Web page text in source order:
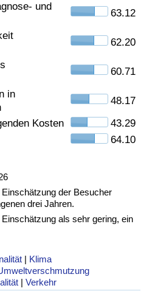
und
63.12
62.20
60.71
in
48.17
Kosten
43.29
64.10
der Besucher
drei Jahren.
als sehr gering, ein
| Klima
|Verkehr
(aktuell)
nach Land
(aktuell)
nach Land